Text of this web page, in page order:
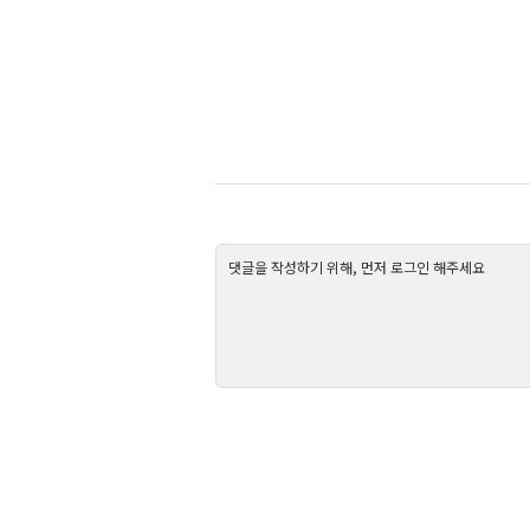
댓글을 작성하기 위해, 먼저 로그인 해주세요